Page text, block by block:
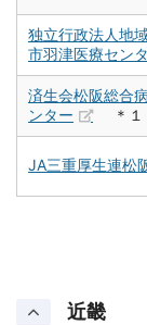
独立行政法人地
市羽津医療セン
済生会松阪総合
ンター
＊１
JA三重厚生連松
近畿